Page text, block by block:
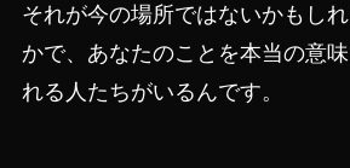
それが今の場所ではないかもし
かで、あなたのことを本当の意
れる人たちがいるんです。